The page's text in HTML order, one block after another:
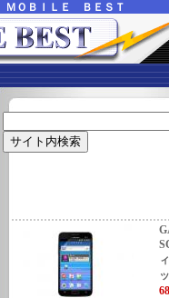
ＭＯＢＩＬＥ ＢＥＳＴ